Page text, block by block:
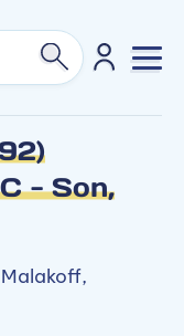
- Son,